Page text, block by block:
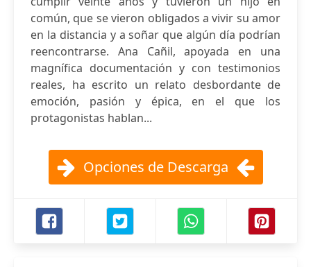
común, que se vieron obligados a vivir su amor
en la distancia y a soñar que algún día podrían
reencontrarse. Ana Cañil, apoyada en una
magnífica documentación y con testimonios
reales, ha escrito un relato desbordante de
emoción, pasión y épica, en el que los
protagonistas hablan...
Opciones de Descarga